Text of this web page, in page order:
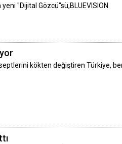
"Dijital Gözcü"sü,BLUEVISION
kökten değiştiren Türkiye,